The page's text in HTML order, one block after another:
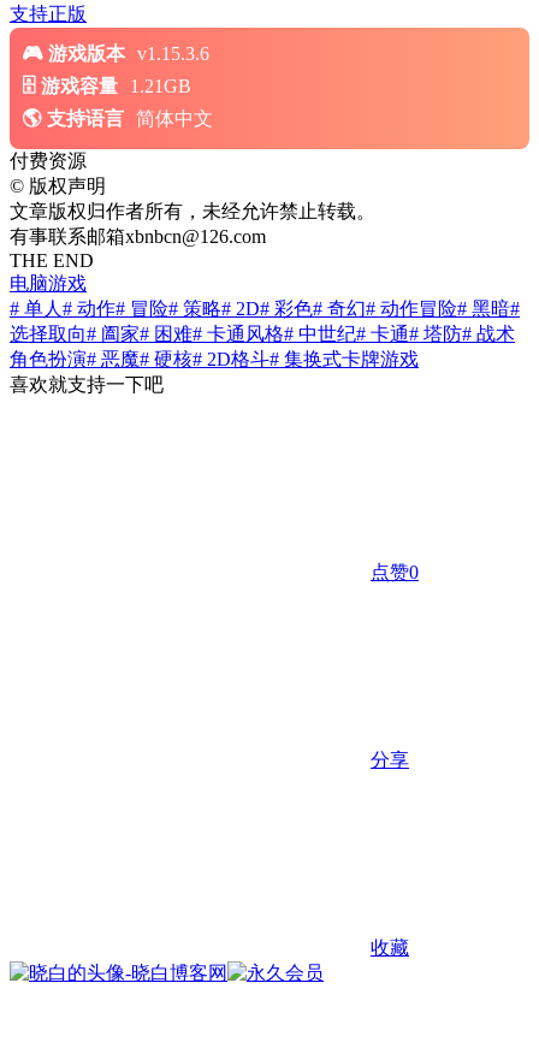
支持正版
游戏版本 v1.15.3.6
游戏容量
1.21GB
支持语言 简体中文
付费资源
© 版权声明
文章版权归作者所有，未经允许禁止转载。
有事联系邮箱xbnbcn@126.com
THE END
电脑游戏
# 单人 # 动作# 冒险# 策略# 2D# 彩色# 奇幻# 动作冒险# 黑暗#
选择取向# 阖家# 困难# 卡通风格# 中世纪# 卡通# 塔防# 战术
角色扮演# 恶魔# 硬核# 2D格斗# 集换式卡牌游戏
喜欢就支持一下吧
点赞0
分享
收藏